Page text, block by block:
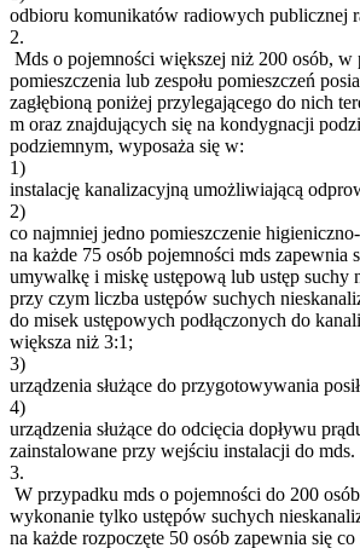
odbioru komunikatów radiowych publicznej
2.
Mds o pojemności większej niż 200 osób, w
pomieszczenia lub zespołu pomieszczeń
zagłębioną poniżej przylegającego do nich
m oraz znajdujących się na kondygnacji
podziemnym, wyposaża się w:
1)
instalację kanalizacyjną umożliwiającą
2)
co najmniej jedno pomieszczenie
na każde 75 osób pojemności mds zapewnia
umywalkę i miskę ustępową lub ustęp suchy
przy czym liczba ustępów suchych
do misek ustępowych podłączonych do
większa niż 3:1;
3)
urządzenia służące do przygotowywania
4)
urządzenia służące do odcięcia dopływu
zainstalowane przy wejściu instalacji do mds.
3.
W przypadku mds o pojemności do 200
wykonanie tylko ustępów suchych
na każde rozpoczęte 50 osób zapewnia się